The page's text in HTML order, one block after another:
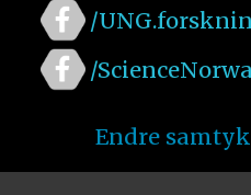
/
/
Endre